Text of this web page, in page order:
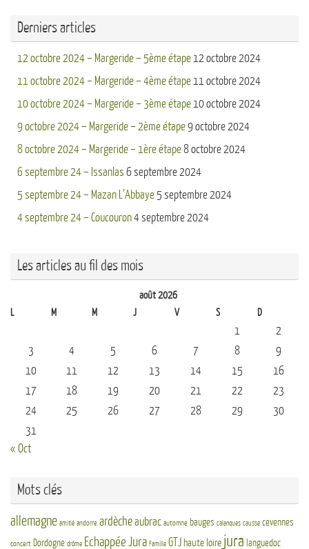
Derniers articles
12 octobre 2024 – Margeride – 5ème étape12 octobre 2024
11 octobre 2024 – Margeride – 4ème étape11 octobre 2024
10 octobre 2024 – Margeride – 3ème étape10 octobre 2024
9 octobre 2024 – Margeride – 2ème étape9 octobre 2024
8 octobre 2024 – Margeride – 1ère étape8 octobre 2024
6 septembre 24 – Issanlas 6 septembre 2024
5 septembre 24 – Mazan L’Abbaye 5 septembre 2024
4 septembre 24 – Coucouron4 septembre 2024
Les articles au fil des mois
août 2026
L
M M J V S D
1
2
3
4 5 6 7 8
9
10
11 12 13 14 15
16
17
18 19 20 21 22
23
24
25 26 27 28 29
30
31
« Oct
Mots clés
allemagne amitié andorre ardècheaubrac automne bauges calanques causse cevennes
concert Dordogne drôme Echappée Jura Famille GTJ haute loire jura languedoc